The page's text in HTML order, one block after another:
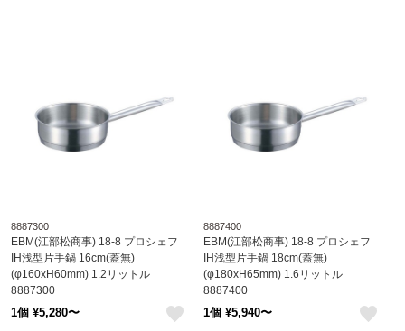
8887300
EBM(江部松商事) 18-8 プロシェフ
IH浅型片手鍋 16cm(蓋無)
(φ160xH60mm) 1.2リットル
8887300
1個 ¥5,280〜
8887400
EBM(江部松商事) 18-8 プロシェフ
IH浅型片手鍋 18cm(蓋無)
(φ180xH65mm) 1.6リットル
8887400
1個 ¥5,940〜